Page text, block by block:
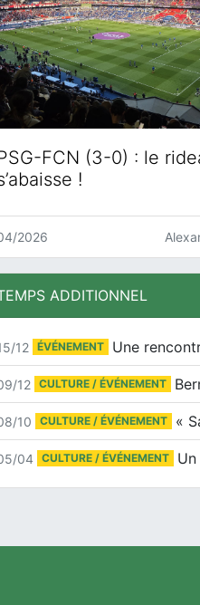
FCN (3-0) : le
!
2026
ADDITIONNEL
12 ÉVÉNEMENT
12 CULTURE / ÉVÉNEMENT
10 CULTURE / ÉVÉNEMENT
04 CULTURE / ÉVÉNEMENT